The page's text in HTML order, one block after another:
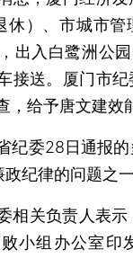
休）、市城市管
出入白鹭洲公
接送。厦门市
，给予唐文建效
委28日通报的
政纪律的问题之一
关负责人表示
小组办公室印